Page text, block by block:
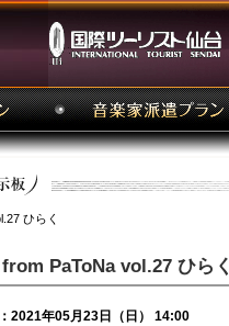
ひらく
PaToNa vol.27 ひらく
2021年05月23日（日） 14:00